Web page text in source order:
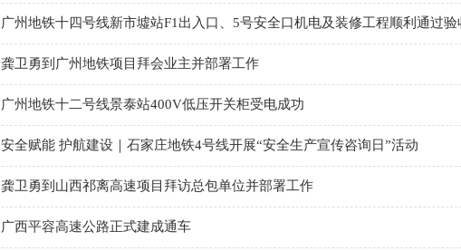
广州地铁十四号线新市墟站F1出入口、5号安全口机电及装修工程顺利通过验
龚卫勇到广州地铁项目拜会业主并部署工作
广州地铁十二号线景泰站400V低压开关柜受电成功
安全赋能 护航建设｜石家庄地铁4号线开展“安全生产宣传咨询日”活动
龚卫勇到山西祁离高速项目拜访总包单位并部署工作
广西平容高速公路正式建成通车